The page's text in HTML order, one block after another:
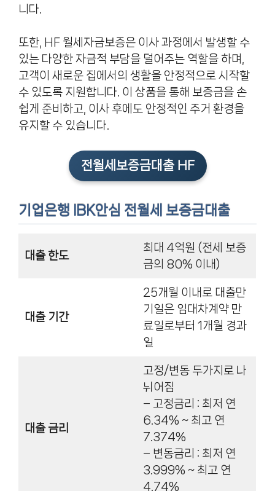
니다.
또한, HF 월세자금보증은 이사 과정에서 발생할 수
있는 다양한 자금적 부담을 덜어주는 역할을 하며,
고객이 새로운 집에서의 생활을 안정적으로 시작할
수 있도록 지원합니다. 이 상품을 통해 보증금을 손
쉽게 준비하고, 이사 후에도 안정적인 주거 환경을
유지할 수 있습니다.
전월세보증금대출 HF
기업은행 IBK안심 전월세 보증금대출
대출 한도
최대 4억원 (전세 보증
금의 80% 이내)
대출 기간
25개월 이내로 대출만
기일은 임대차계약 만
료일로부터 1개월 경과
일
대출 금리
고정/변동 두가지로 나
뉘어짐
– 고정금리 : 최저 연
6.34% ~ 최고 연
7.374%
– 변동금리 : 최저 연
3.999% ~ 최고 연
4.74%